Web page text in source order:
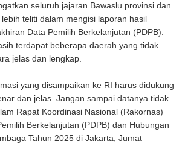
seluruh jajaran Bawaslu provinsi dan
teliti dalam mengisi laporan hasil
Data Pemilih Berkelanjutan (PDPB).
terdapat beberapa daerah yang tidak
jelas dan lengkap.
yang disampaikan ke RI harus didukung
dan jelas. Jangan sampai datanya tidak
Rapat Koordinasi Nasional (Rakornas)
Berkelanjutan (PDPB) dan Hubungan
Tahun 2025 di Jakarta, Jumat